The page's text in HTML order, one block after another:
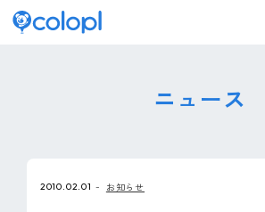
ニュース
2010.02.01 お知らせ